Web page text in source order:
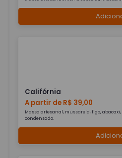
Califórnia
A partir de R$ 39,00
Massa artesanal, mussarela, figo,
condensado.